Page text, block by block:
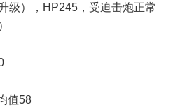
级），HP245，受迫击炮正常
值58